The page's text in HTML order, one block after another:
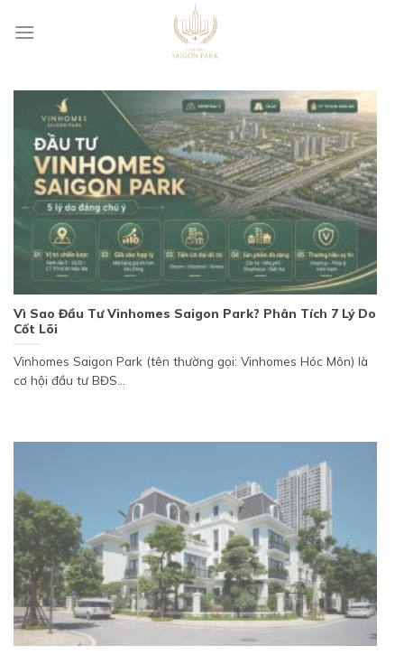
Vì Sao Đầu Tư Vinhomes Saigon Park? Phân Tích 7 Lý Do
Cốt Lõi
Vinhomes Saigon Park (tên thường gọi: Vinhomes Hóc Môn) là
cơ hội đầu tư BĐS...